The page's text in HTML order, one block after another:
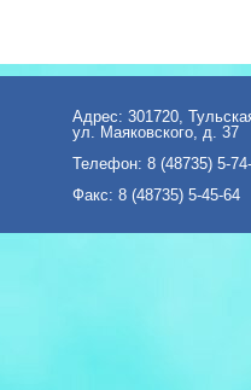
Адрес: 301720,
ул. Маяковского, д. 37
Телефон: 8 (48735) 5-
Факс: 8 (48735) 5-45-64